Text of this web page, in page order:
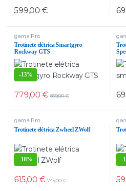
599,00€
gama Pro
Trotinete elétrica Smartgyro
Rockway GTS
-13%
779,00€ 899,00€
gama Pro
Trotinete elétrica Zwheel ZWolf
-18%
615,00€ 749,00€
-